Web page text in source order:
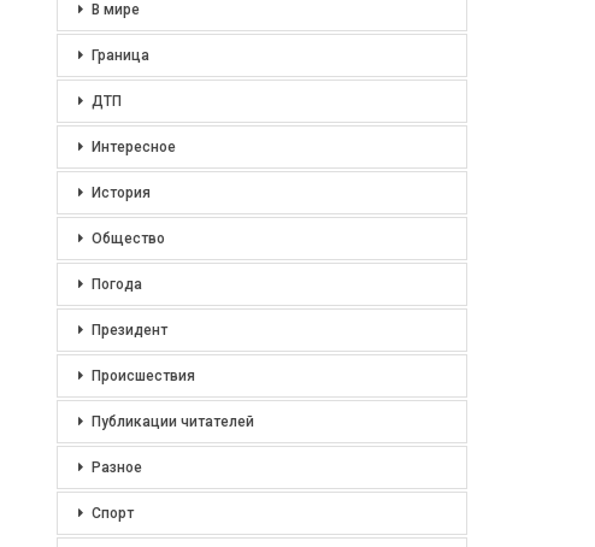
В мире
Граница
ДТП
Интересное
История
Общество
Погода
Президент
Происшествия
Публикации читателей
Разное
Спорт